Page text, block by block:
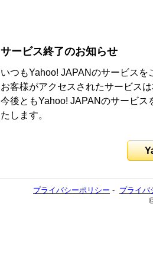
サービス終了のお知らせ
いつもYahoo! JAPANのサービス
お客様がアクセスされたサービス
今後ともYahoo! JAPANのサービ
たします。
プライバシーポリシー - プライバ